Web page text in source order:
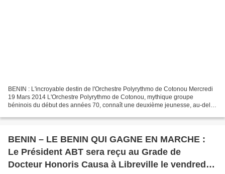
BENIN : L'incroyable destin de l'Orchestre Polyrythmo de Cotonou Mercredi
19 Mars 2014 L'Orchestre Polyrythmo de Cotonou, mythique groupe
béninois du début des années 70, connaît une deuxième jeunesse, au-delà
BENIN – LE BENIN QUI GAGNE EN MARCHE :
Le Président ABT sera reçu au Grade de
Docteur Honoris Causa à Libreville le vendredi